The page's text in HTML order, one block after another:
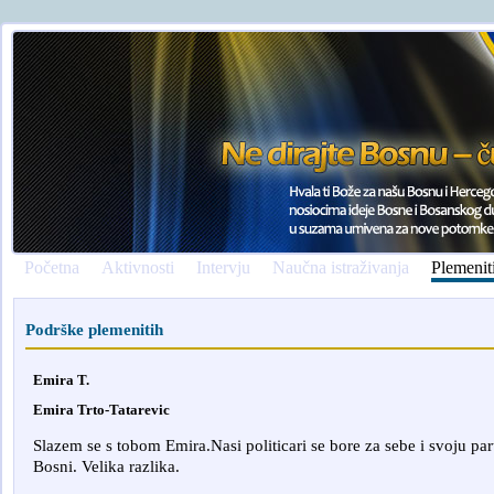
Početna Aktivnosti Intervju Naučna istraživanja
Podrške plemenitih
Emira T.
Emira Trto-Tatarevic
Slazem se s tobom Emira.Nasi politicari se bore za sebe i svoju
Bosni. Velika razlika.